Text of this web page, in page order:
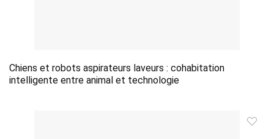
Chiens et robots aspirateurs laveurs : cohabitation
intelligente entre animal et technologie